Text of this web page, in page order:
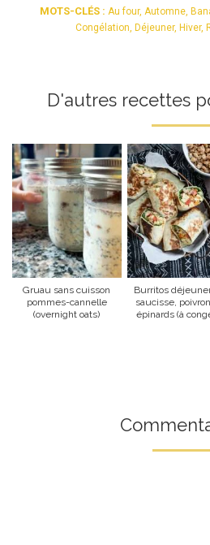
MOTS-CLÉS : Au four, Automne,
Congélation, Déjeuner, Hiver,
D'autres recettes
Gruau sans cuisson
pommes-cannelle
(overnight oats)
Burritos
saucisse,
épinards (à